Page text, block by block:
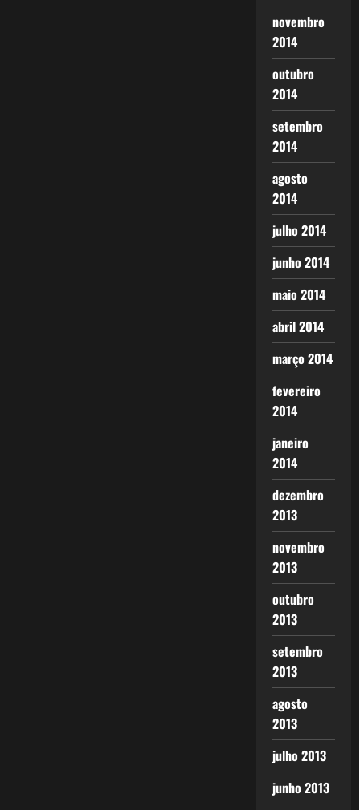
novembro
2014
outubro
2014
setembro
2014
agosto
2014
julho 2014
junho 2014
maio 2014
abril 2014
março 2014
fevereiro
2014
janeiro
2014
dezembro
2013
novembro
2013
outubro
2013
setembro
2013
agosto
2013
julho 2013
junho 2013